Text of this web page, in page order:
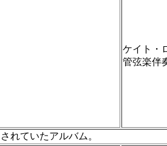
ケイト・
管弦楽伴
れていたアルバム。